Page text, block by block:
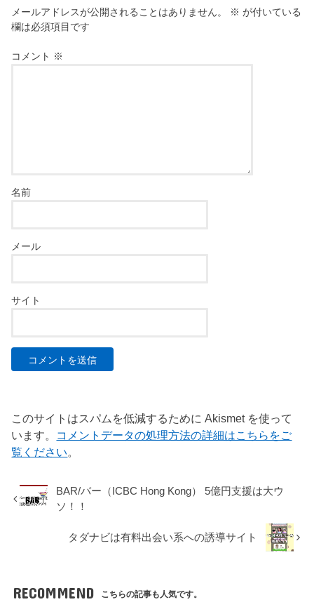
メールアドレスが公開されることはありません。 ※ が付いている
欄は必須項目です
コメント ※
名前
メール
サイト
このサイトはスパムを低減するために Akismet を使って
います。 コメントデータの処理方法の詳細はこちらをご
覧ください。
BAR/バー（ICBC Hong Kong） 5億円支援は大ウ
ソ！！
タダナビは有料出会い系への誘導サイト
RECOMMEND こちらの記事も人気です。